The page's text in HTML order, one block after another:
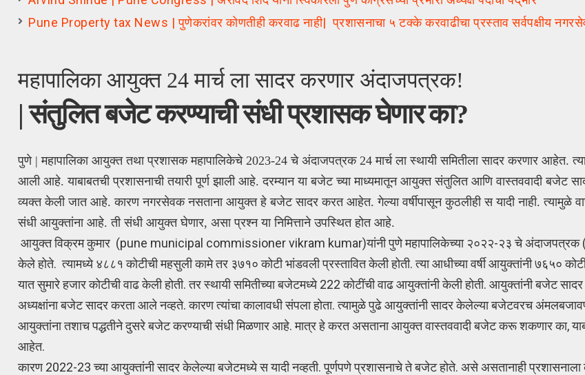
Pune Property tax News | पुणेकरांवर कोणतीही करवाढ नाही| प्रशासनाचा ५ टक्के करवाढीचा प्रस्ताव सर्वपक्षीय
महापालिका आयुक्त 24 मार्च ला सादर करणार अंदाजपत्रक!
| संतुलित बजेट करण्याची संधी प्रशासक घेणार का?
पुणे | महापालिका आयुक्त तथा प्रशासक महापालिकेचे 2023-24 चे अंदाजपत्रक 24 मार्च ला स्थायी समितीला सादर करणार आहेत.
आली आहे. याबाबतची प्रशासनाची तयारी पूर्ण झाली आहे. दरम्यान या बजेट च्या माध्यमातून आयुक्त संतुलित आणि वास्तववादी बजेट
व्यक्त केली जात आहे. कारण नगरसेवक नसताना आयुक्त हे बजेट सादर करत आहेत. गेल्या वर्षीपासून कुठलीही स यादी नाही. त्यामुळे
संधी आयुक्तांना आहे. ती संधी आयुक्त घेणार, असा प्रश्न या निमित्ताने उपस्थित होत आहे.
आयुक्त विक्रम कुमार (pune municipal commissioner vikram kumar)यांनी पुणे महापालिकेच्या २०२२-२३ चे अंदाजपत्रक
केले होते. त्यामध्ये ४८८१ कोटीची महसुली कामे तर ३७१० कोटी भांडवली प्रस्तावित केली होती. त्या आधीच्या वर्षी आयुक्तांनी ७६५०
यात सुमारे हजार कोटीची वाढ केली होती. तर स्थायी समितीच्या बजेटमध्ये 222 कोटींची वाढ आयुक्तांनी केली होती. आयुक्तांनी बजेट
अध्यक्षांना बजेट सादर करता आले नव्हते. कारण त्यांचा कालावधी संपला होता. त्यामुळे पुढे आयुक्तांनी सादर केलेल्या बजेटवरच
आयुक्तांना तशाच पद्धतीने दुसरे बजेट करण्याची संधी मिळणार आहे. मात्र हे करत असताना आयुक्त वास्तववादी बजेट करू शकणार का,
आहेत.
कारण 2022-23 च्या आयुक्तांनी सादर केलेल्या बजेटमध्ये स यादी नव्हती. पूर्णपणे प्रशासनाचे ते बजेट होते. असे असतानाही प्रशासनाला